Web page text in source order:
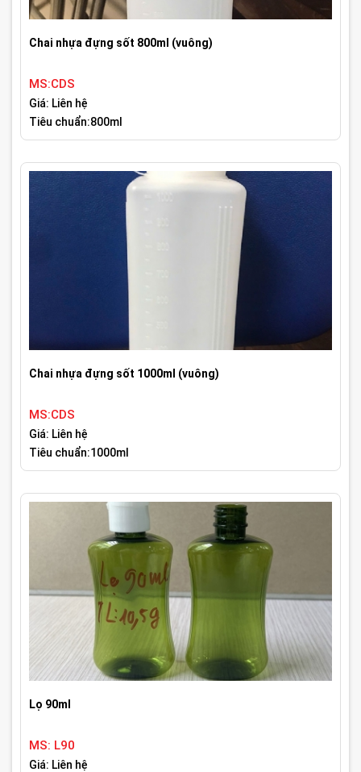
Chai nhựa đựng sốt 800ml (vuông)
MS:CDS
Giá: Liên hệ
Tiêu chuẩn:800ml
Chai nhựa đựng sốt 1000ml (vuông)
MS:CDS
Giá: Liên hệ
Tiêu chuẩn:1000ml
Lọ 90ml
MS: L90
Giá: Liên hệ